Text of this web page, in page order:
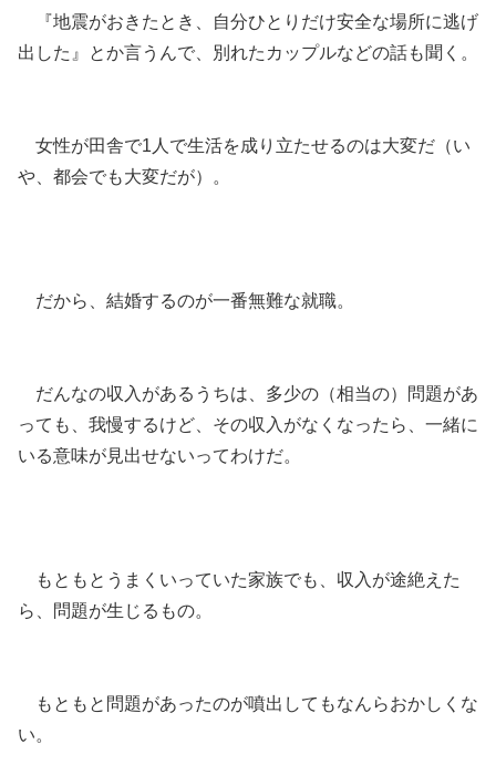
『地震がおきたとき、自分ひとりだけ安全な場所に逃げ
出した』とか言うんで、別れたカップルなどの話も聞く。
女性が田舎で1人で生活を成り立たせるのは大変だ（い
や、都会でも大変だが）。
だから、結婚するのが一番無難な就職。
だんなの収入があるうちは、多少の（相当の）問題があ
っても、我慢するけど、その収入がなくなったら、一緒に
いる意味が見出せないってわけだ。
もともとうまくいっていた家族でも、収入が途絶えた
ら、問題が生じるもの。
もともと問題があったのが噴出してもなんらおかしくな
い。